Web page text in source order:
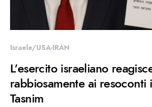
Israele/USA-IRAN
L’esercito israeliano
rabbiosamente ai
Tasnim